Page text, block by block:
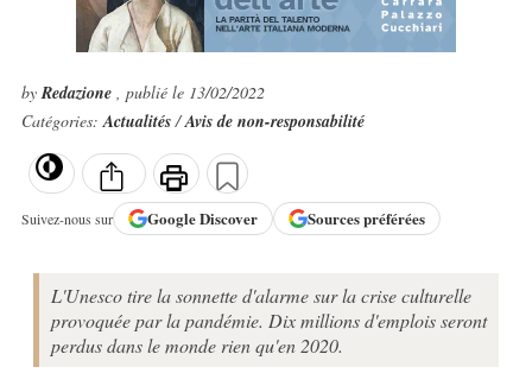
byRedazione , publié le 13/02/2022
Catégories:Actualités/Avis de non-responsabilité
Suivez-nous sur GoogleDiscover Sources préférées
L'Unesco tire la sonnette d'alarme sur la crise culturelle
provoquée par la pandémie. Dix millions d'emplois seront
perdus dans le monde rien qu'en 2020.